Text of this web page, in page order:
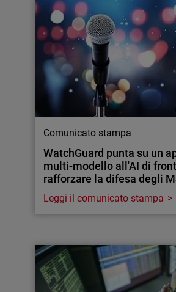
Comunicato stampa
WatchGuard punta su un
multi-modello all'AI di
rafforzare la difesa degli
Leggi il comunicato stampa